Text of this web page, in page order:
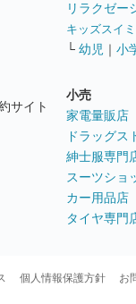
サイト
リラクゼー
キッズスイ
└ 幼児 ｜ 小
小売
家電量販店
ドラッグス
紳士服専門
スーツショ
カー用品店
タイヤ専門
個人情報保護方針 お